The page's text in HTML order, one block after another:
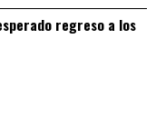
regreso a los